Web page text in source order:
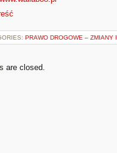
PRAWO DROGOWE – ZMIANY
are closed.